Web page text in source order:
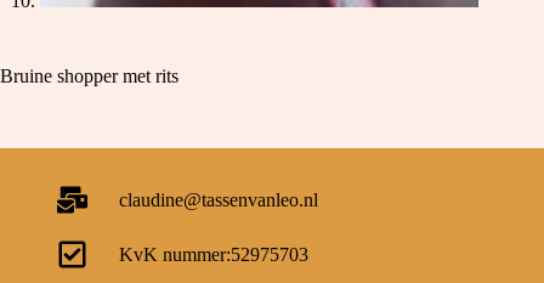
Bruine shopper met rits
claudine@tassenvanleo.nl
KvK nummer:52975703